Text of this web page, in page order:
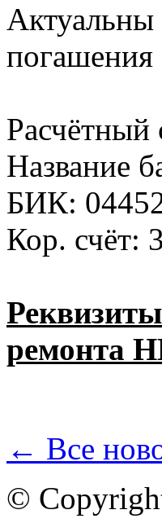
погашения
Расчётный
Название
БИК:
Кор. счёт:
ремонта
← Все
©